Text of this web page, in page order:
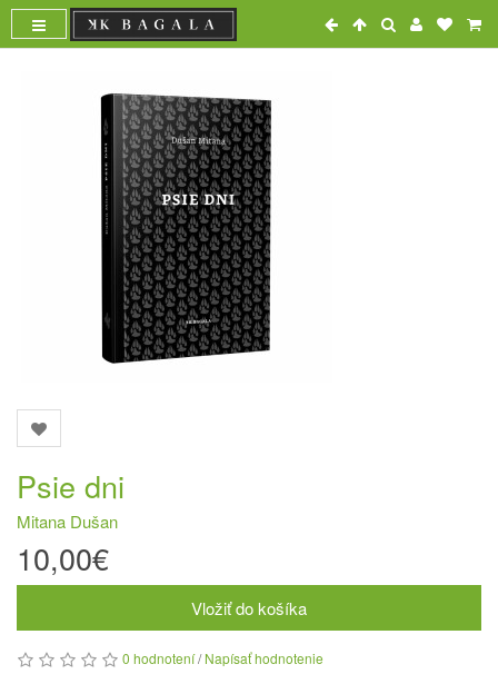
Psie dni
Mitana Dušan
10,00€
Vložiť do košíka
0 hodnotení/Napísať hodnotenie